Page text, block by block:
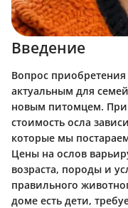
Введение
Вопрос приобретения
актуальным для
новым питомцем. При
стоимость осла
которые мы
Цены на ослов
возраста, породы и
правильного
доме есть дети,